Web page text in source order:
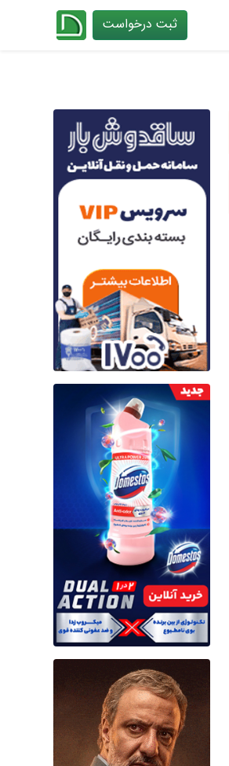
ثبت درخواست